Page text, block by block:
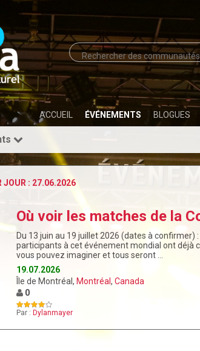
ACCUEIL ÉVÉNEMENTS BLOGUES
JOUR : 27.06.2026
Où voir les matches de la
Du 13 juin au 19 juillet 2026 (dates à
participants à cet événement mondial ont déjà
vous pouvez imaginer et tous seront …
19.07.2026
Île de Montréal, Montréal , Canada
0
Par : Dylanmayer